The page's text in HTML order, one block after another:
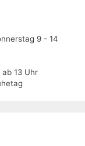
9 - 14
13 Uhr